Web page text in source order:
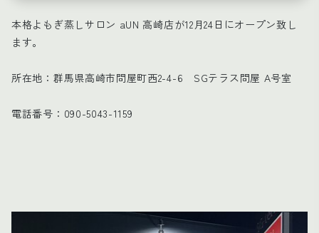
本格よもぎ蒸しサロン aUN 高崎店が12月24日にオープン致し
ます。
所在地：群馬県高崎市問屋町西2-4-6 SGテラス問屋 A号室
電話番号：090-5043-1159